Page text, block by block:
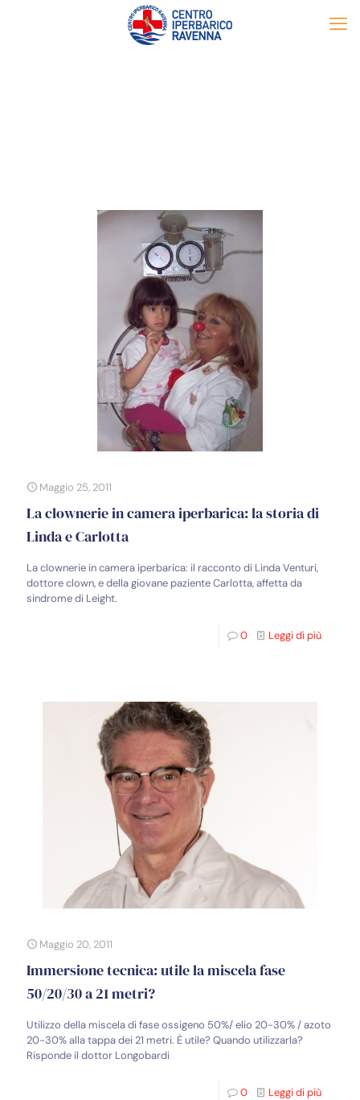
Maggio 25, 2011
La clownerie in camera iperbarica: la storia di
Linda e Carlotta
La clownerie in camera iperbarica: il racconto di Linda Venturi,
dottore clown, e della giovane paziente Carlotta, affetta da
sindrome di Leight.
0 Leggi di più
Maggio 20, 2011
Immersione tecnica: utile la miscela fase
50/20/30 a 21 metri?
Utilizzo della miscela di fase ossigeno 50%/ elio 20-30% / azoto
20-30% alla tappa dei 21 metri. È utile? Quando utilizzarla?
Risponde il dottor Longobardi
0 Leggi di più